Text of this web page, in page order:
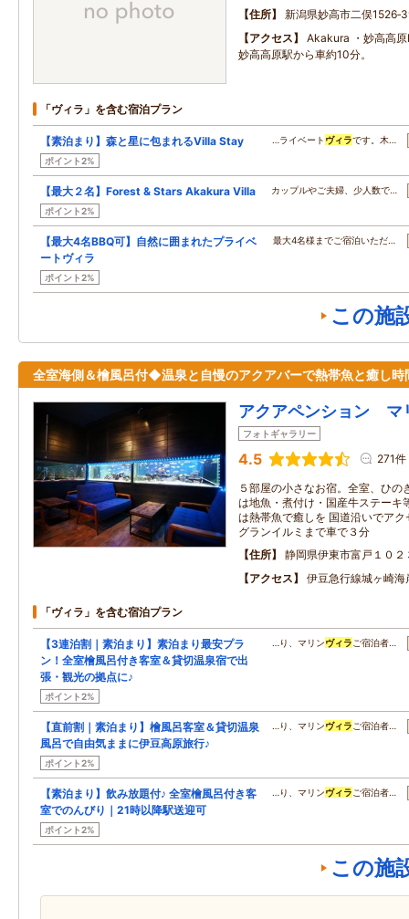
住所
新潟県妙高市二俣
アクセス
Akakura ・妙高高
妙高高原駅から車約10分。
「ヴィラ」を含む宿泊プラン
【素泊まり】森と星に包まれるVilla Stay
ポイント2%
…ライベート ヴィラです。木…
【最大２名】Forest & Stars Akakura Villa
ポイント2%
カップルやご夫婦、少人数で…
【最大4名BBQ可】自然に囲まれたプライベ
ートヴィラ
ポイント2%
最大4名様までご宿泊いただ…
この施
全室海側＆檜風呂付◆温泉と自慢のアクアバーで熱帯魚と癒し時
アクアペンション マ
フォトギャラリー
4.5 271件
５部屋の小さなお宿。全室、ひの
は地魚・煮付け・国産牛ステーキ
は熱帯魚で癒しを 国道沿いでア
グランイルミまで車で３分
住所
静岡県伊東市富戸１０２
アクセス
伊豆急行線城ヶ崎
「ヴィラ」を含む宿泊プラン
【3連泊割｜素泊まり】素泊まり最安プラ
ン！全室檜風呂付き客室＆貸切温泉宿で出
張・観光の拠点に♪
ポイント2%
…り、マリンヴィラ ご宿泊者…
【直前割｜素泊まり】檜風呂客室＆貸切温泉
風呂で自由気ままに伊豆高原旅行♪
ポイント2%
…り、マリンヴィラ ご宿泊者…
【素泊まり】飲み放題付♪ 全室檜風呂付き客
室でのんびり｜21時以降駅送迎可
ポイント2%
…り、マリンヴィラ ご宿泊者…
この施